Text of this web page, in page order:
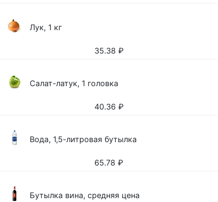
Лук, 1 кг
35.38 ₽
Салат-латук, 1 головка
40.36 ₽
Вода, 1,5-литровая бутылка
65.78 ₽
Бутылка вина, средняя цена